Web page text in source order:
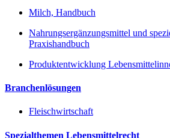
Milch, Handbuch
Nahrungsergänzungsmittel und
Praxishandbuch
Produktentwicklung
Branchenlösungen
Fleischwirtschaft
Spezialthemen Lebensmittelrecht